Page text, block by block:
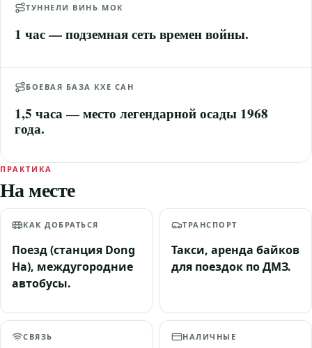
ТУННЕЛИ ВИНЬ МОК
1 час — подземная сеть времен войны.
БОЕВАЯ БАЗА КХЕ САН
1,5 часа — место легендарной осады 1968
года.
ПРАКТИКА
На месте
КАК ДОБРАТЬСЯ
Поезд (станция Dong
Ha), междугородние
автобусы.
ТРАНСПОРТ
Такси, аренда байков
для поездок по ДМЗ.
СВЯЗЬ НАЛИЧНЫЕ